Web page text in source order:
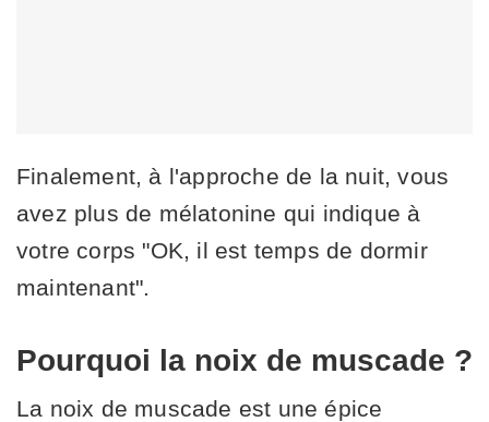
Finalement, à l'approche de la nuit, vous
avez plus de mélatonine qui indique à
votre corps "OK, il est temps de dormir
maintenant".
Pourquoi la noix de muscade ?
La noix de muscade est une épice